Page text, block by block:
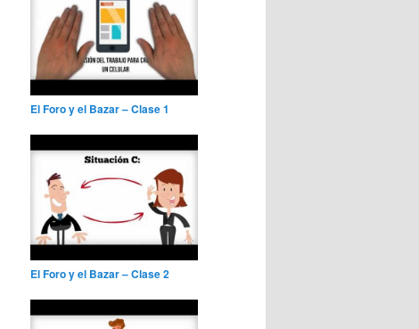
El Foro y el Bazar – Clase 1
El Foro y el Bazar – Clase 2